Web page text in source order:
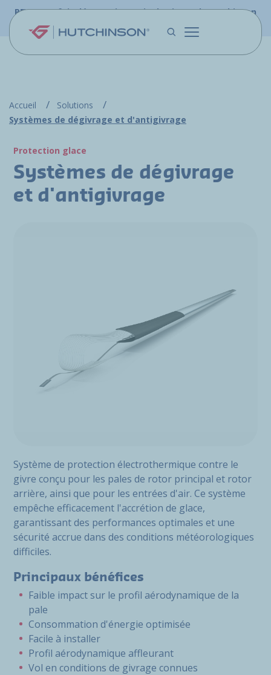
Aller au contenu principal
PFW.aero fait désormais partie du site web Hutchinson
Accueil
Solutions
Systèmes de dégivrage et d'antigivrage
Protection glace
Systèmes de dégivrage
et d'antigivrage
Système de protection électrothermique contre le
givre conçu pour les pales de rotor principal et rotor
arrière, ainsi que pour les entrées d'air. Ce système
empêche efficacement l'accrétion de glace,
garantissant des performances optimales et une
sécurité accrue dans des conditions météorologiques
difficiles.
Principaux bénéfices
Faible impact sur le profil aérodynamique de la
pale
Consommation d'énergie optimisée
Facile à installer
Profil aérodynamique affleurant
Vol en conditions de givrage connues